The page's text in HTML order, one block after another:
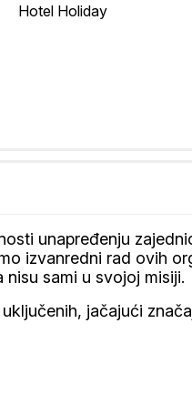
Hotel Holiday
unapređenju
izvanredni rad ovih
sami u svojoj misiji.
jačajući